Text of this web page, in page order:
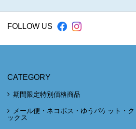
FOLLOW US
CATEGORY
期間限定特別価格商品
メール便・ネコポス・ゆうパケット・
ックス